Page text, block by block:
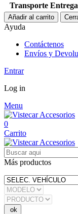
Transporte
Añadir al carrito
Ayuda
Contáctenos
Envíos y
Entrar
Log in
Menu
0
Carrito
Más productos